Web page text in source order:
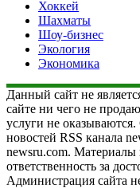
Хоккей
Шахматы
Шоу-бизнес
Экология
Экономика
Данный сайт не
сайте ни чего не
услуги не оказываются.
новостей RSS канала
newsru.com. Материалы
ответственность за
Администрация сайта